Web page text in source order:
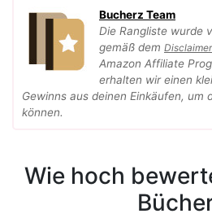
Bucherz Team
Die Rangliste wurde
gemäß dem Disclaimer
Amazon Affiliate
erhalten wir einen
Gewinns aus deinen Einkäufen, um
können.
Wie hoch